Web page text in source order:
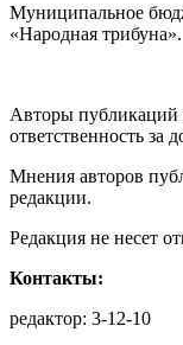
Муниципальное
«Народная трибуна».
Авторы публикаций
ответственность за
Мнения авторов
редакции.
Редакция не несет
Контакты:
редактор: 3-12-10